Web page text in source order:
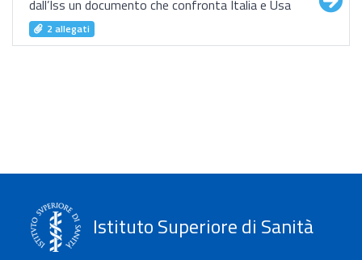
dall’Iss un documento che confronta Italia e Usa
2 allegati
Istituto Superiore di Sanità